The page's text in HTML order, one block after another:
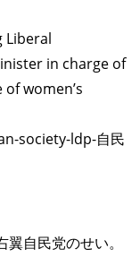
Liberal
in charge of
women’s
society-ldp-自民
自民党のせい。